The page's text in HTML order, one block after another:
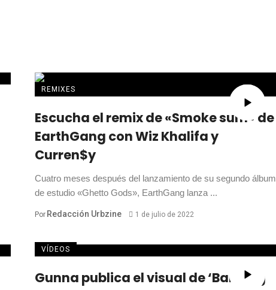
REMIXES
Escucha el remix de «Smoke sum» de
EarthGang con Wiz Khalifa y
Curren$y
Cuatro meses después del lanzamiento de su segundo álbum
de estudio «Ghetto Gods», EarthGang lanza ...
Por Redacción Urbzine 1 de julio de 2022
VÍDEOS
Gunna publica el visual de ‘Banking